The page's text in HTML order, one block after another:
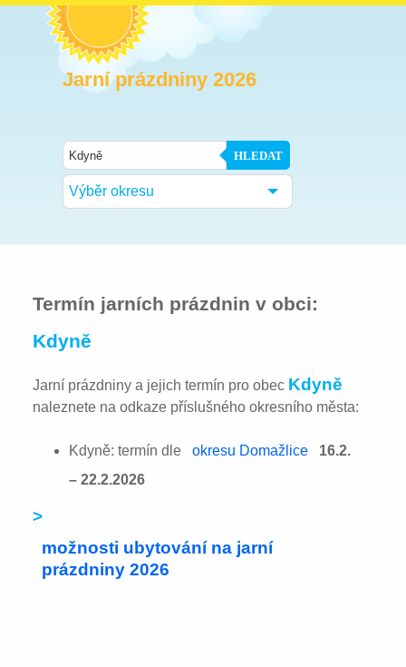
Jarní prázdniny 2026
HLEDAT
Výběr okresu
Termín jarních prázdnin v obci:
Kdyně
Jarní prázdniny a jejich termín pro obec Kdyně
naleznete na odkaze příslušného okresního města:
Kdyně: termín dle okresu Domažlice
16.2.
– 22.2.2026
>
možnosti ubytování na jarní
prázdniny 2026